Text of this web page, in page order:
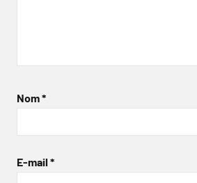
Nom*
E-mail *